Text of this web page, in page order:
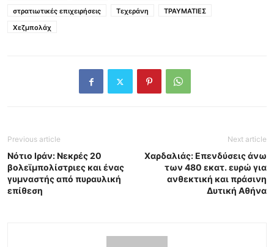
στρατιωτικές επιχειρήσεις
Τεχεράνη
ΤΡΑΥΜΑΤΙΕΣ
Χεζμπολάχ
Previous article
Νότιο Ιράν: Νεκρές 20
βολεϊμπολίστριες και ένας
γυμναστής από πυραυλική
επίθεση
Next article
Χαρδαλιάς: Επενδύσεις άνω
των 480 εκατ. ευρώ για
ανθεκτική και πράσινη
Δυτική Αθήνα